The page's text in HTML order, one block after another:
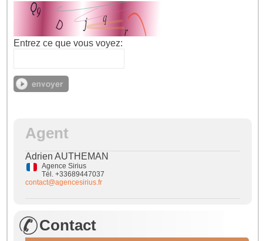
Entrez ce que vous voyez:
Agent
Adrien AUTHEMAN
Agence Sirius
Tél. +33689447037
contact@agencesirius.fr
Contact